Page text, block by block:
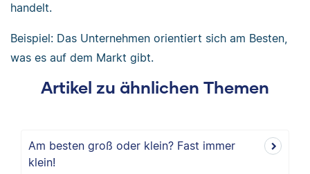
handelt.
Beispiel: Das Unternehmen orientiert sich am Besten,
was es auf dem Markt gibt.
Artikel zu ähnlichen Themen
Am besten groß oder klein? Fast immer
klein!